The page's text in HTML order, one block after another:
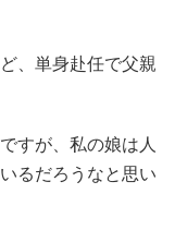
、単身赴任で父親
すが、私の娘は人
るだろうなと思い